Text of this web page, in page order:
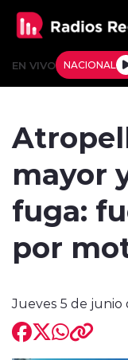
EN VIVO NACIONAL
Actualidad
Tendencias
Deportes
Regiones
Entrevistas
mayor
fuga:
por
Jueves 5 de junio